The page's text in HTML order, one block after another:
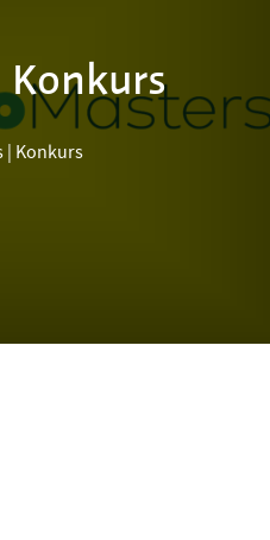
| Konkurs